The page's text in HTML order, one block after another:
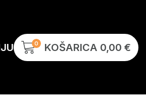
0 KOŠARICA 0,00 €